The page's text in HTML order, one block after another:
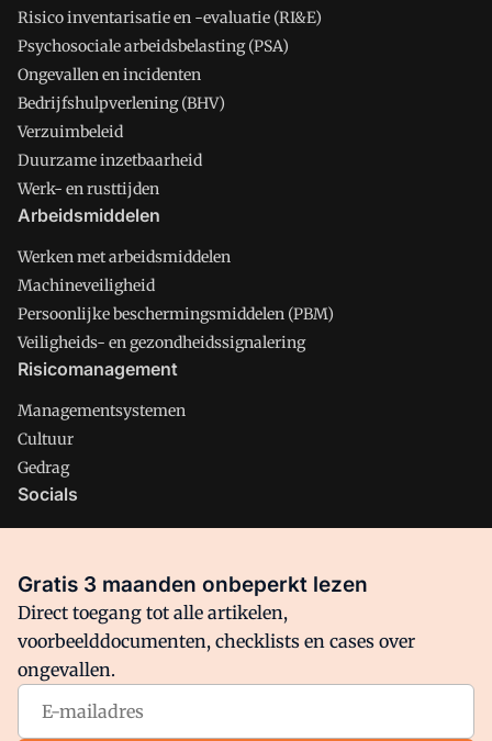
Risico inventarisatie en -evaluatie (RI&E)
Psychosociale arbeidsbelasting (PSA)
Ongevallen en incidenten
Bedrijfshulpverlening (BHV)
Verzuimbeleid
Duurzame inzetbaarheid
Werk- en rusttijden
Arbeidsmiddelen
Werken met arbeidsmiddelen
Machineveiligheid
Persoonlijke beschermingsmiddelen (PBM)
Veiligheids- en gezondheidssignalering
Risicomanagement
Managementsystemen
Cultuur
Gedrag
Socials
Facebook
Arbo is onderdeel van VMN media. Lees inons manifestwaar
VMN media voor staat. Op gebruik van deze site zijn de
Gratis 3 maanden onbeperkt lezen
Direct toegang tot alle artikelen,
voorbeelddocumenten, checklists en cases over
ongevallen.